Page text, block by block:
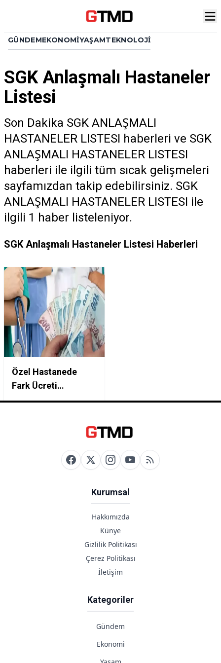
GÜNDEMEKONOMIYAŞAMTEKNOLOJI
SGK Anlaşmalı Hastaneler
Listesi
Son Dakika SGK ANLAŞMALI
HASTANELER LISTESI haberleri ve SGK
ANLAŞMALI HASTANELER LISTESI
haberleri ile ilgili tüm sıcak gelişmeleri
sayfamızdan takip edebilirsiniz. SGK
ANLAŞMALI HASTANELER LISTESI ile
ilgili 1 haber listeleniyor.
SGK Anlaşmalı Hastaneler Listesi Haberleri
Özel Hastanede
Fark Ücreti
Ödemeyin:
Kurumsal
Hakkımızda
Künye
Gizlilik Politikası
Çerez Politikası
İletişim
Kategoriler
Gündem
Ekonomi